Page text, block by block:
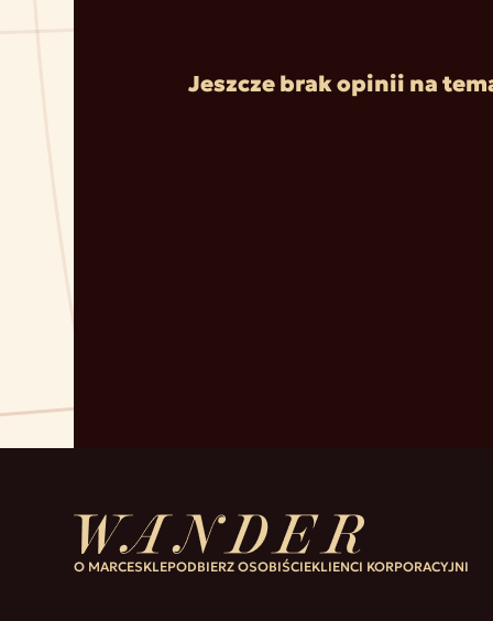
Jeszcze brak opinii na
O MARCESKLEPODBIERZ OSOBIŚCIEKLIENCI KORPORACYJNI